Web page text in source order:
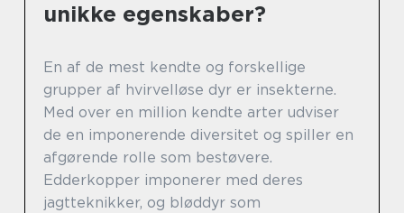
unikke egenskaber?
En af de mest kendte og forskellige
grupper af hvirvelløse dyr er insekterne.
Med over en million kendte arter udviser
de en imponerende diversitet og spiller en
afgørende rolle som bestøvere.
Edderkopper imponerer med deres
jagtteknikker, og bløddyr som